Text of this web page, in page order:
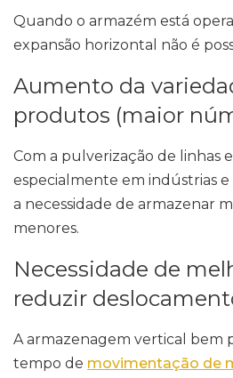
Quando o armazém está
expansão horizontal não é
Aumento da
produtos (maior
Com a pulverização de linhas
especialmente em indústrias
a necessidade de armazenar
menores.
Necessidade de
reduzir
A armazenagem vertical bem
tempo de movimentação de